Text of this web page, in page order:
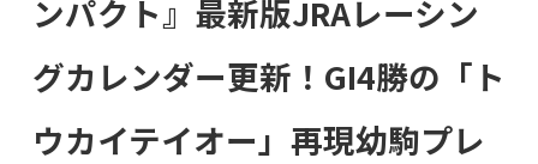
ンパクト』最新版JRAレーシン
グカレンダー更新！GI4勝の「ト
ウカイテイオー」再現幼駒プレ